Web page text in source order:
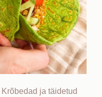
Krõbedad ja täidetud